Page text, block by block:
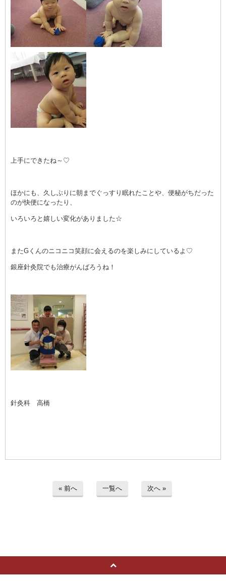
上手にできたね～♡
ほかにも、久しぶりに朝までぐっすり眠れたことや、便秘がちだった
のが快便になったり、
いろいろと嬉しい変化がありました☆
またGくんのニコニコ笑顔に会えるのを楽しみにしているよ♡
銀座針灸院でも治療がんばろうね！
針灸科 高橋
« 前へ 一覧へ 次へ »